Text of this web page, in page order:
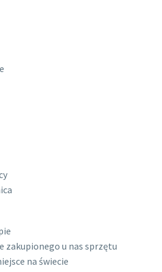
zakupionego u nas sprzętu
na świecie